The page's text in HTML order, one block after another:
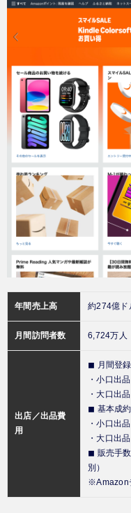
年間売上高 約274億ド
月間訪問者数 6,724万人
出店／出品費
用
◼︎ 月間登録
・小口出
・大口出
◼︎ 基本成約
・小口出
・大口出
◼︎ 販売手
別）
※Amazon